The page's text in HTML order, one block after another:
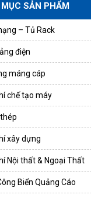
SẢN PHẨM
– Tủ Rack
điện
máng cáp
chế tạo máy
xây dựng
Nội thất & Ngoại Thất
Biển Quảng Cáo